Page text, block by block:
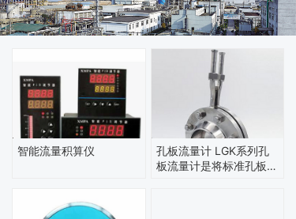
智能流量积算仪
孔板流量计 LGK系列孔
板流量计是将标准孔板与